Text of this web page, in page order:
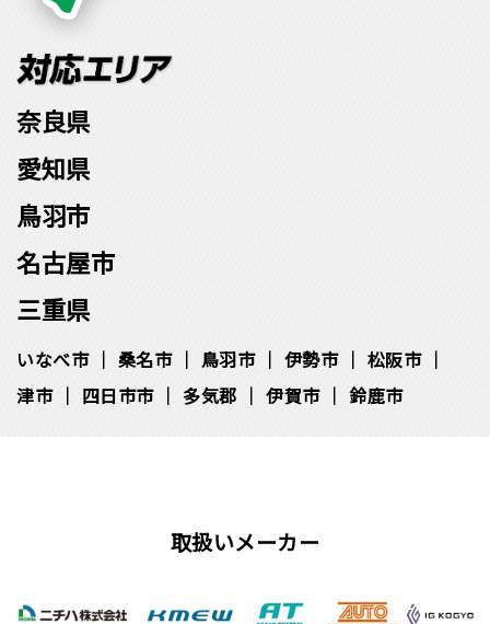
奈良県
愛知県
鳥羽市
名古屋市
三重県
いなべ市 桑名市 鳥羽市 伊勢市
松阪市
津市
四日市市 多気郡 伊賀市 鈴鹿市
取扱いメーカー